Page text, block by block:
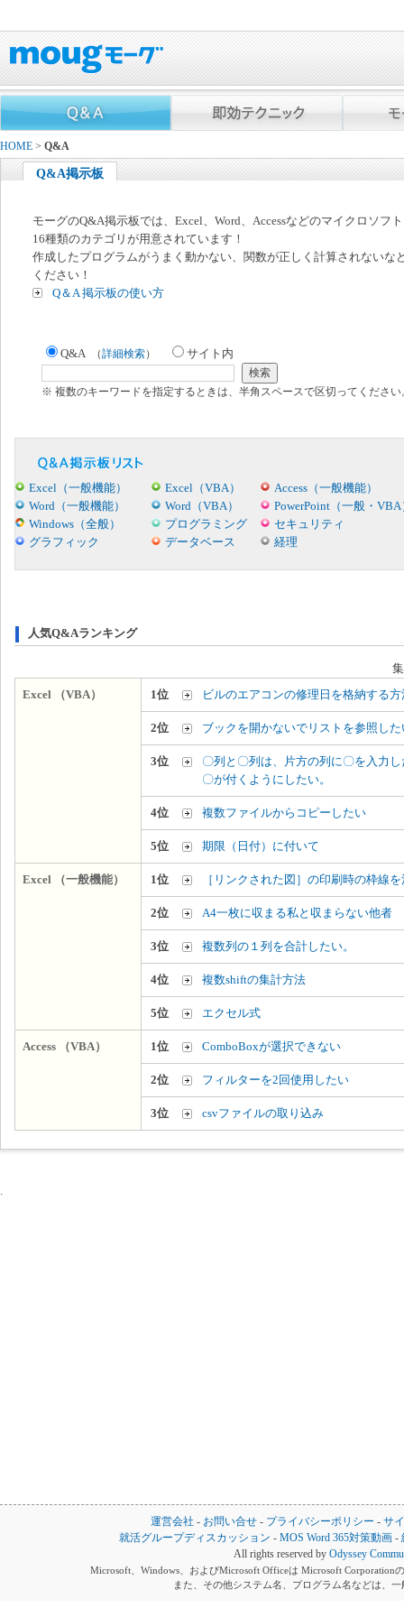
HOME > Q&A
Q&A掲示板
モーグのQ&A掲示板では、Excel、Word、Accessなどのマイクロソフ
16種類のカテゴリが用意されています！
作成したプログラムがうまく動かない、関数が正しく計算されないな
ください！
Q＆A 掲示板の使い方
Q&A （詳細検索） サイト内
※ 複数のキーワードを指定するときは、半角スペースで区切ってください
Excel（一般機能） Excel（VBA）
Access（一般機能）
Word（一般機能）
Word（VBA）
PowerPoint（一般・VBA
Windows（全般）
プログラミング
セキュリティ
グラフィック
データベース 経理
人気Q&Aランキング
Excel （VBA）
1位 ビルのエアコンの修理日を格納する方
2位 ブックを開かないでリストを参照した
3位
〇列と〇列は、片方の列に〇を入力
〇が付くようにしたい。
4位 複数ファイルからコピーしたい
5位 期限（日付）に付いて
Excel （一般機能） 1位 ［リンクされた図］の印刷時の枠線
2位 A4一枚に収まる私と収まらない他者
3位 複数列の１列を合計したい。
4位 複数shiftの集計方法
5位 エクセル式
Access （VBA） 1位 ComboBoxが選択できない
2位 フィルターを2回使用したい
3位 csvファイルの取り込み
運営会社 - お問い合せ - プライバシーポリシー - サ
就活グループディスカッション -MOS Word 365対策動画 -
All rights reserved by Odyssey
Microsoft、Windows、およびMicrosoft Officeは Microsoft Corporation
また、その他システム名、プログラム名などは、